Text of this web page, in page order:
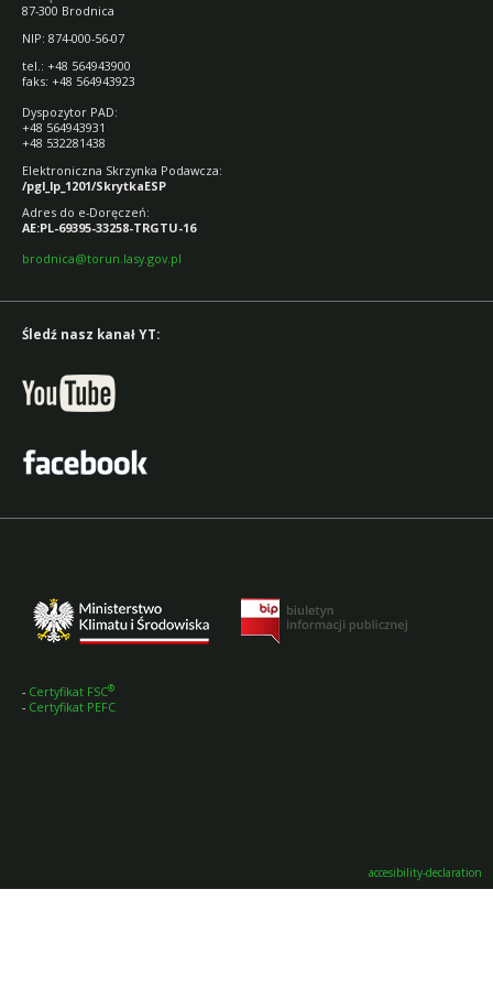
87-300 Brodnica
NIP: 874-000-56-07
tel.: +48 564943900
faks: +48 564943923
Dyspozytor PAD:
+48 564943931
+48 532281438
Elektroniczna Skrzynka Podawcza:
/pgl_lp_1201/SkrytkaESP
Adres do e-Doręczeń:
AE:PL-69395-33258-TRGTU-16
brodnica@torun.lasy.gov.pl
Śledź nasz kanał YT:
- Certyfikat FSC®
- Certyfikat PEFC
accesibility-declaration